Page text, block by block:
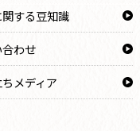
する豆知識
わせ
メディア